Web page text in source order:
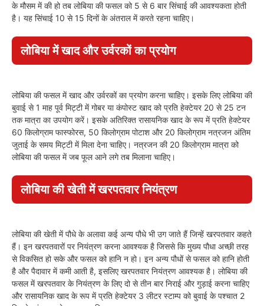
के मौसम में की हो तब लोबिया की फसल को 5 से 6 बार सिंचाई की आवश्यकता होती
है। यह सिंचाई 10 से 15 दिनों के अंतराल में करते रहना चाहिए।
लोबिया में खाद और उर्वरकों का प्रयोग
लोबिया की फसल में खाद और उर्वरकों का प्रयोग करना चाहिए। इसके लिए लोबिया की
बुवाई से 1 माह पूर्व मिट्टी में गोबर या कंपोस्ट खाद को प्रति हेक्टेयर 20 से 25 टन
तक मात्रा का उपयोग करें। इसके अतिरिक्त रासायनिक खाद के रूप में प्रति हेक्टेयर
60 किलोग्राम फास्फोरस, 50 किलोग्राम पोटाश और 20 किलोग्राम नत्रजन अंतिम
जुताई के समय मिट्टी में मिला देना चाहिए। नत्रजन की 20 किलोग्राम मात्रा को
लोबिया की फसल में जब फूल आने लगे तब मिलाना चाहिए।
लोबिया की खेती में खरपतवार नियंत्रण
लोबिया की खेती में पौधे के अलावा कई अन्य पौधे भी उग जाते हैं जिन्हें खरपतवार कहते
हैं। इन खरपतवारों पर नियंत्रण करना आवश्यक है जिससे कि मुख्य पौधा अच्छी तरह
से विकसित हो सके और फसल को हानि न हो। इन अन्य पौधों से फसल को हानि होती
है और पैदावार में कमी आती है, इसलिए खरपतवार नियंत्रण आवश्यक है। लोबिया की
फसल में खरपतवार के नियंत्रण के लिए दो से तीन बार निराई और गुड़ाई करना चाहिए
और रासायनिक खाद के रूप में प्रति हेक्टेयर 3 लीटर स्टाम्प को बुवाई के पश्चात 2